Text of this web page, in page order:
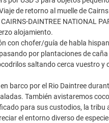
de retorno al muelle de Cairns
DAINTREE NATIONAL
alojamiento.
con chofer/guía de habla
por plantaciones de
saltando cerca vuestro
barco por el Rio Daintree
También avistaremos
para sus custodios, la tribu
el entorno diverso de